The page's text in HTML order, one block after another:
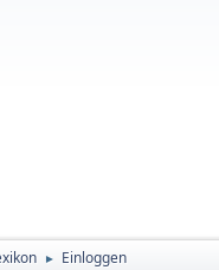
► Einloggen